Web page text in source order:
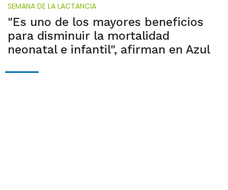
SEMANA DE LA LACTANCIA
"Es uno de los mayores beneficios
para disminuir la mortalidad
neonatal e infantil", afirman en Azul